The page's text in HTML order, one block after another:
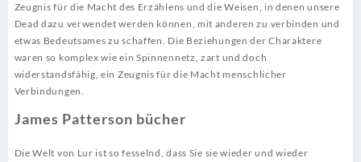
Zeugnis für die Macht des Erzählens und die Weisen, in denen unsere
Dead dazu verwendet werden können, mit anderen zu verbinden und
etwas Bedeutsames zu schaffen. Die Beziehungen der Charaktere
waren so komplex wie ein Spinnennetz, zart und doch
widerstandsfähig, ein Zeugnis für die Macht menschlicher
Verbindungen.
James Patterson bücher
Die Welt von Lur ist so fesselnd, dass Sie sie wieder und wieder